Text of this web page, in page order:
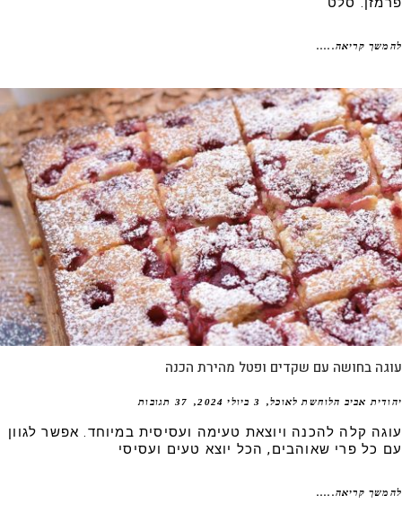
קריאה.....
בחושה עם שקדים ופטל מהירת הכנה
אביב הלוחשת לאוכל 3 ביולי 2024 37 תגובות
קלה להכנה ויוצאת טעימה ועסיסית במיוחד. אפשר לגוון
כל פרי שאוהבים, הכל יוצא טעים ועסיסי
קריאה.....